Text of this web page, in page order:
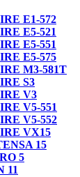
E1-572
E5-521
E5-551
E5-575
M3-581T
S3
V3
V5-551
V5-552
VX15
15
5
11